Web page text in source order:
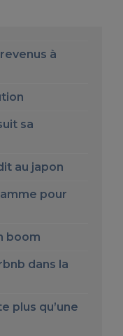
à
sa
au japon
pour
boom
dans la
plus qu’une